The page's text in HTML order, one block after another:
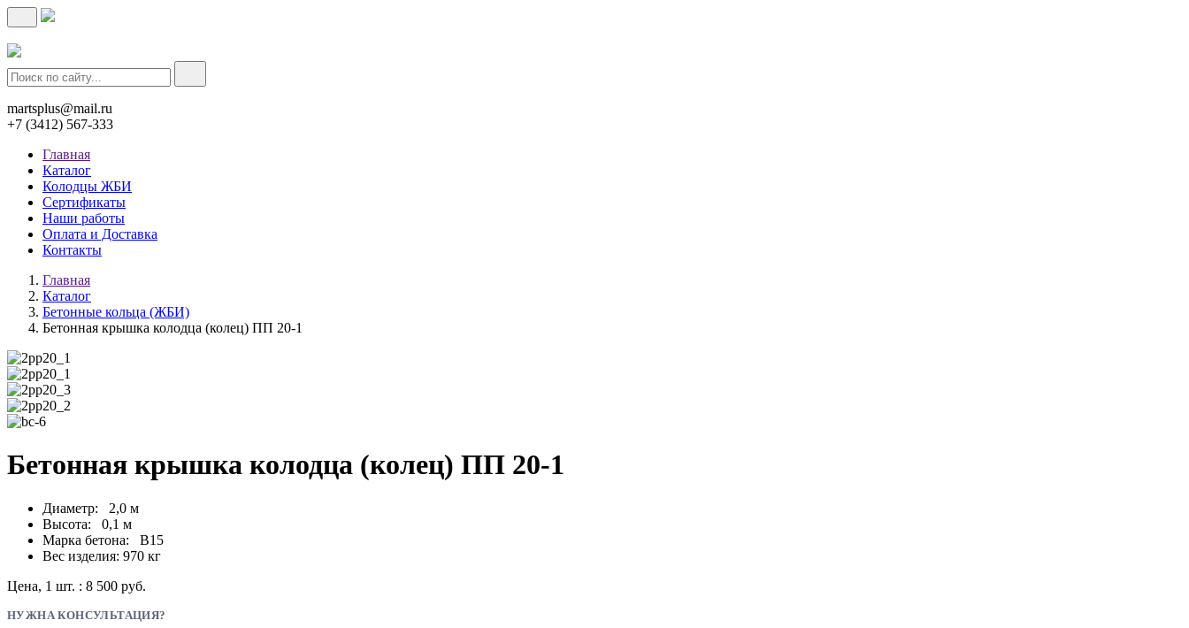
martsplus@mail.ru
+7 (3412) 567-333
Главная
Каталог
Колодцы ЖБИ
Сертификаты
Наши работы
Оплата и Доставка
Контакты
Главная
Каталог
Бетонные кольца (ЖБИ)
Бетонная крышка колодца (колец) ПП 20-1
Бетонная крышка колодца (колец) ПП 20-1
Диаметр: 2,0 м
Высота: 0,1 м
Марка бетона: В15
Вес изделия: 970 кг
Цена, 1 шт. : 8 500 руб.
НУЖНА КОНСУЛЬТАЦИЯ?